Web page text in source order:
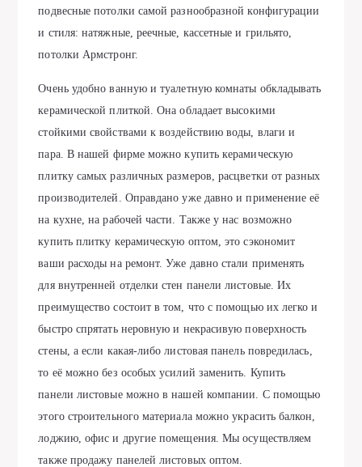
подвесные потолки самой разнообразной конфигурации
и стиля: натяжные, реечные, кассетные и грильято,
потолки Армстронг.
Очень удобно ванную и туалетную комнаты обкладывать
керамической плиткой. Она обладает высокими
стойкими свойствами к воздействию воды, влаги и
пара. В нашей фирме можно купить керамическую
плитку самых различных размеров, расцветки от разных
производителей. Оправдано уже давно и применение её
на кухне, на рабочей части. Также у нас возможно
купить плитку керамическую оптом, это сэкономит
ваши расходы на ремонт. Уже давно стали применять
для внутренней отделки стен панели листовые. Их
преимущество состоит в том, что с помощью их легко и
быстро спрятать неровную и некрасивую поверхность
стены, а если какая-либо листовая панель повредилась,
то её можно без особых усилий заменить. Купить
панели листовые можно в нашей компании. С помощью
этого строительного материала можно украсить балкон,
лоджию, офис и другие помещения. Мы осуществляем
также продажу панелей листовых оптом.